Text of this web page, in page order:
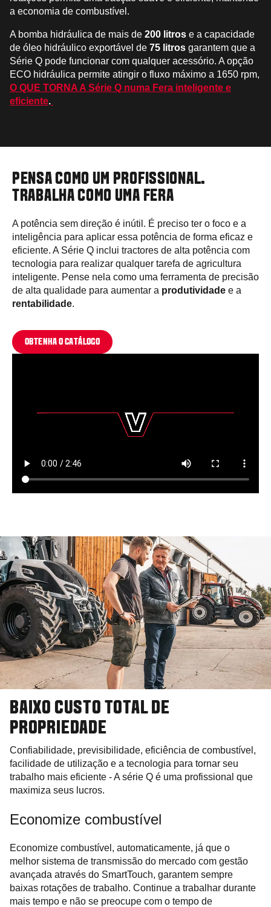
a economia de combustível.
A bomba hidráulica de mais de 200 litros e a capacidade
de óleo hidráulico exportável de 75 litros garantem que a
Série Q pode funcionar com qualquer acessório. A opção
ECO hidráulica permite atingir o fluxo máximo a 1650 rpm,
O QUE TORNA A Série Q numa Fera inteligente e
eficiente.
PENSA COMO UM PROFISSIONAL.
TRABALHA COMO UMA FERA
A potência sem direção é inútil. É preciso ter o foco e a
inteligência para aplicar essa potência de forma eficaz e
eficiente. A Série Q inclui tractores de alta potência com
tecnologia para realizar qualquer tarefa de agricultura
inteligente. Pense nela como uma ferramenta de precisão
de alta qualidade para aumentar a produtividade e a
rentabilidade.
OBTENHA O CATÁLOGO
BAIXO CUSTO TOTAL DE
PROPRIEDADE
Confiabilidade, previsibilidade, eficiência de combustível,
facilidade de utilização e a tecnologia para tornar seu
trabalho mais eficiente - A série Q é uma profissional que
maximiza seus lucros.
Economize combustível
Economize combustível, automaticamente, já que o
melhor sistema de transmissão do mercado com gestão
avançada através do SmartTouch, garantem sempre
baixas rotações de trabalho. Continue a trabalhar durante
mais tempo e não se preocupe com o tempo de